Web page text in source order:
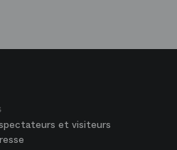
et visiteurs